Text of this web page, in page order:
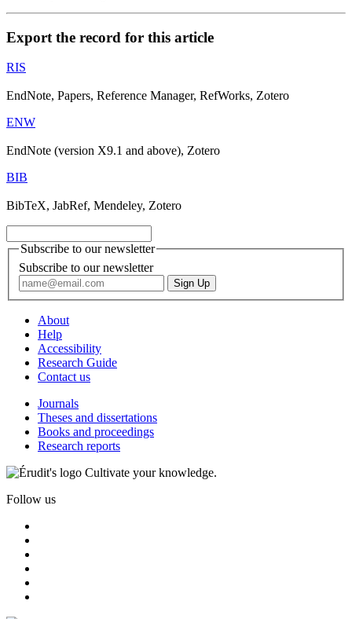
Export the record for this article
RIS
EndNote, Papers, Reference Manager, RefWorks, Zotero
ENW
EndNote (version X9.1 and above), Zotero
BIB
BibTeX, JabRef, Mendeley, Zotero
Subscribe to our newsletter
Subscribe to our newsletter
About
Help
Accessibility
Research Guide
Contact us
Journals
Theses and dissertations
Books and proceedings
Research reports
Cultivate your knowledge.
Follow us